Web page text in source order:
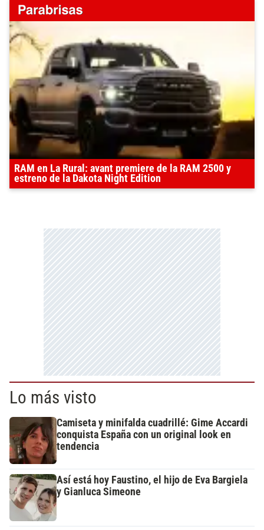
RAM en La Rural: avant premiere de la RAM 2500 y
estreno de la Dakota Night Edition
Lo más visto
Camiseta y minifalda cuadrillé: Gime Accardi
conquista España con un original look en
tendencia
Así está hoy Faustino, el hijo de Eva Bargiela
y Gianluca Simeone